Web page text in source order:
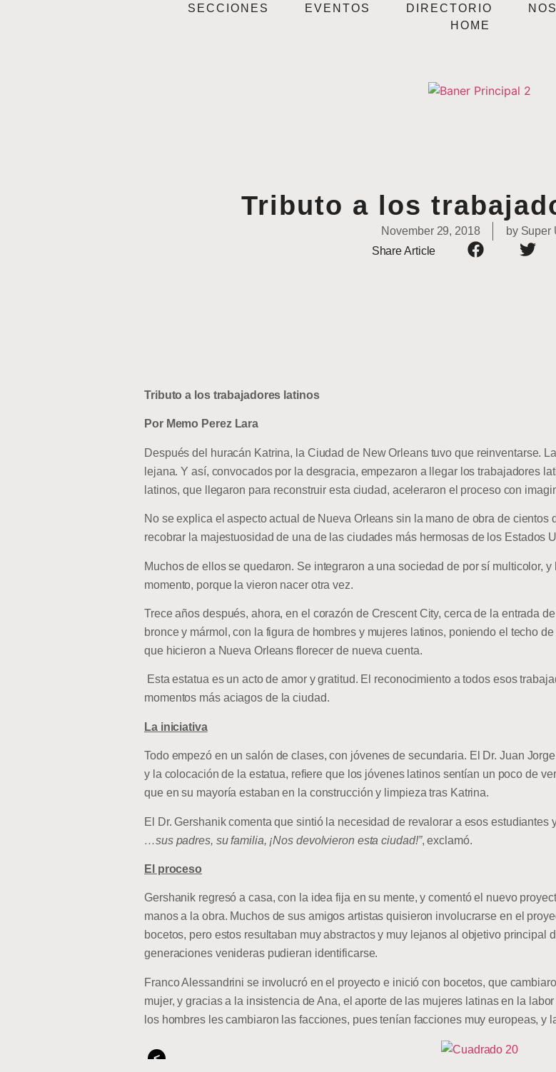
SECCIONES EVENTOS DIRECTORIO
HOME
Tributo a los
November 29, 2018 bySuper
Share Article
Tributo a los trabajadores latinos
Por Memo Perez Lara
Después del huracán Katrina, la Ciudad de New Orleans tuvo que reinventarse.
lejana. Y así, convocados por la desgracia, empezaron a llegar los trabajadores
latinos, que llegaron para reconstruir esta ciudad, aceleraron el proceso con
No se explica el aspecto actual de Nueva Orleans sin la mano de obra de
recobrar la majestuosidad de una de las ciudades más hermosas de los Estados
Muchos de ellos se quedaron. Se integraron a una sociedad de por sí multicolor,
momento, porque la vieron nacer otra vez.
Trece años después, ahora, en el corazón de Crescent City, cerca de la entrada
bronce y mármol, con la figura de hombres y mujeres latinos, poniendo el techo
que hicieron a Nueva Orleans florecer de nueva cuenta.
Esta estatua es un acto de amor y gratitud. El reconocimiento a todos esos
momentos más aciagos de la ciudad.
La iniciativa
Todo empezó en un salón de clases, con jóvenes de secundaria. El Dr. Juan
y la colocación de la estatua, refiere que los jóvenes latinos sentían un poco de
que en su mayoría estaban en la construcción y limpieza tras Katrina.
El Dr. Gershanik comenta que sintió la necesidad de revalorar a esos estudiantes
…sus padres, su familia, ¡Nos devolvieron esta ciudad!”, exclamó.
El proceso
Gershanik regresó a casa, con la idea fija en su mente, y comentó el nuevo
manos a la obra. Muchos de sus amigos artistas quisieron involucrarse en el
bocetos, pero estos resultaban muy abstractos y muy lejanos al objetivo principal
generaciones venideras pudieran identificarse.
Franco Alessandrini se involucró en el proyecto e inició con bocetos, que
mujer, y gracias a la insistencia de Ana, el aporte de las mujeres latinas en la
los hombres les cambiaron las facciones, pues tenían facciones muy europeas, y
<